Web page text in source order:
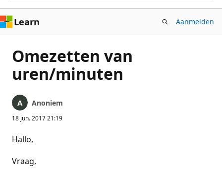
Learn Aanmelden
Omezetten van
uren/minuten
Anoniem
18 jun. 2017 21:19
Hallo,
Vraag,